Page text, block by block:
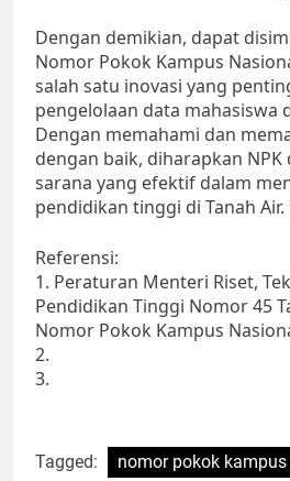
Dengan demikian, dapat
Nomor Pokok Kampus
salah satu inovasi yang
pengelolaan data mahasiswa
Dengan memahami dan
dengan baik, diharapkan
sarana yang efektif dalam
pendidikan tinggi di Tanah Air.
Referensi:
1. Peraturan Menteri Riset,
Pendidikan Tinggi Nomor 45
Nomor Pokok Kampus
2.
3.
Tagged: nomor pokok